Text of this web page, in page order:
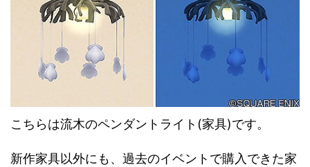
こちらは流木のペンダントライト(家具)です。
新作家具以外にも、過去のイベントで購入できた家